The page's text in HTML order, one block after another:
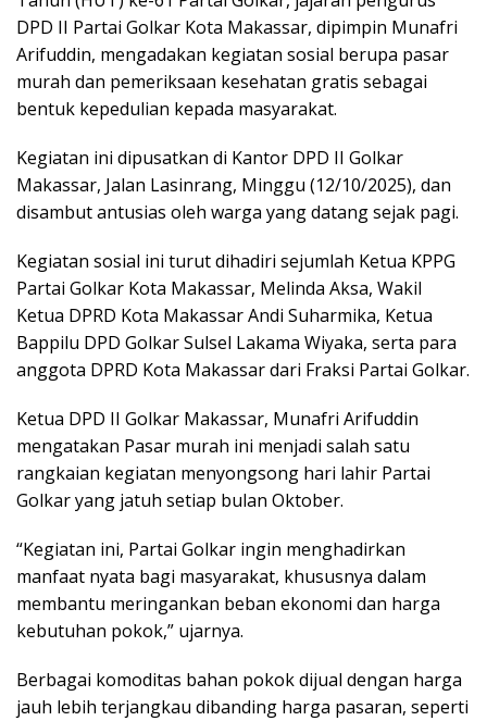
DPD II Partai Golkar Kota Makassar, dipimpin Munafri
Arifuddin, mengadakan kegiatan sosial berupa pasar
murah dan pemeriksaan kesehatan gratis sebagai
bentuk kepedulian kepada masyarakat.
Kegiatan ini dipusatkan di Kantor DPD II Golkar
Makassar, Jalan Lasinrang, Minggu (12/10/2025), dan
disambut antusias oleh warga yang datang sejak pagi.
Kegiatan sosial ini turut dihadiri sejumlah Ketua KPPG
Partai Golkar Kota Makassar, Melinda Aksa, Wakil
Ketua DPRD Kota Makassar Andi Suharmika, Ketua
Bappilu DPD Golkar Sulsel Lakama Wiyaka, serta para
anggota DPRD Kota Makassar dari Fraksi Partai Golkar.
Ketua DPD II Golkar Makassar, Munafri Arifuddin
mengatakan Pasar murah ini menjadi salah satu
rangkaian kegiatan menyongsong hari lahir Partai
Golkar yang jatuh setiap bulan Oktober.
“Kegiatan ini, Partai Golkar ingin menghadirkan
manfaat nyata bagi masyarakat, khususnya dalam
membantu meringankan beban ekonomi dan harga
kebutuhan pokok,” ujarnya.
Berbagai komoditas bahan pokok dijual dengan harga
jauh lebih terjangkau dibanding harga pasaran, seperti